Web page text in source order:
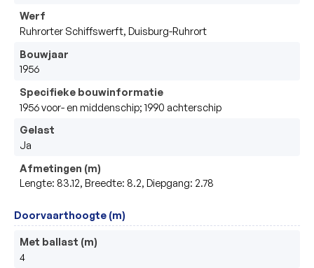
Werf
Ruhrorter Schiffswerft, Duisburg-Ruhrort
Bouwjaar
1956
Specifieke bouwinformatie
1956 voor- en middenschip; 1990 achterschip
Gelast
Ja
Afmetingen (m)
Lengte: 83.12, Breedte: 8.2, Diepgang: 2.78
Doorvaarthoogte (m)
Met ballast (m)
4